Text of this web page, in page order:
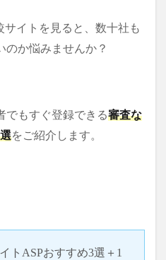
サイトを見ると、数十社も
のか悩みませんか？
でもすぐ登録できる審査な
をご紹介します。
トASPおすすめ3選＋1